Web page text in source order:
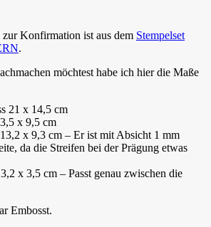
Konfirmation ist aus dem Stempelset
.
möchtest habe ich hier die Maße
21 x 14,5 cm
x 9,5 cm
x 9,3 cm – Er ist mit Absicht 1 mm
da die Streifen bei der Prägung etwas
x 3,5 cm – Passt genau zwischen die
Embosst.